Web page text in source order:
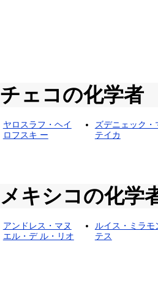
チェコの化学者
ヤロスラフ・ヘイ
ロフスキ ー
ズデニェック・
テイカ
メキシコの化学
アンドレス・マヌ
エル・デ ル・リオ
ルイス・ミラモ
テス